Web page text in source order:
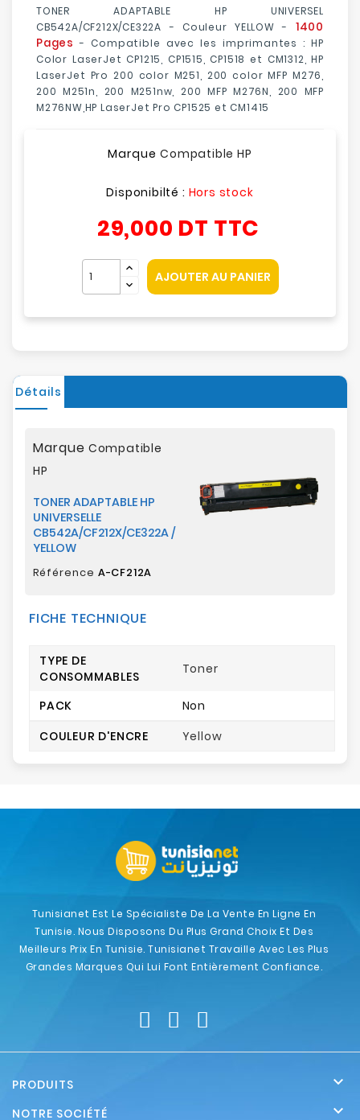
TONER ADAPTABLE HP UNIVERSEL
CB542A/CF212X/CE322A - Couleur YELLOW - 1400
Pages - Compatible avec les imprimantes : HP
Color LaserJet CP1215, CP1515, CP1518 et CM1312, HP
LaserJet Pro 200 color M251, 200 color MFP M276,
200 M251n, 200 M251nw, 200 MFP M276N, 200 MFP
M276NW,HP LaserJet Pro CP1525 et CM1415
Marque Compatible HP
Disponibilté : Hors stock
29,000 DT TTC
AJOUTER AU PANIER
Détails
Marque Compatible
HP
TONER ADAPTABLE HP
UNIVERSELLE
CB542A/CF212X/CE322A /
YELLOW
Référence A-CF212A
FICHE TECHNIQUE
TYPE DE
CONSOMMABLES
Toner
PACK
Non
COULEUR D'ENCRE
Yellow
Tunisianet Est Le Spécialiste De La Vente En Ligne En
Tunisie. Nous Disposons Du Plus Grand Choix Et Des
Meilleurs Prix En Tunisie. Tunisianet Travaille Avec Les Plus
Grandes Marques Qui Lui Font Entièrement Confiance.
PRODUITS 
NOTRE SOCIÉTÉ 